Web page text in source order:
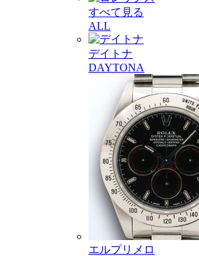
すべて見る
ALL
デイトナ
DAYTONA
エルプリメロ